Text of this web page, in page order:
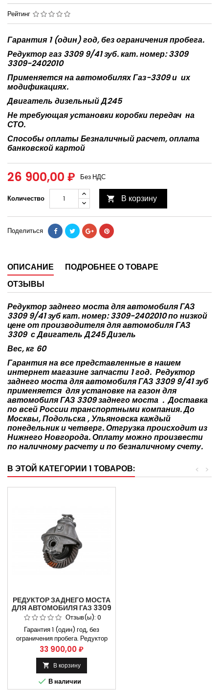
Рейтинг
Гарантия 1 (один) год, без ограничения пробега.
Редуктор газ 3309 9/41 зуб. кат. номер: 3309
3309-2402010
Применяется на автомобилях Газ-3309 и их
модификациях.
Двигатель дизельный Д245
Не требующая установки коробки передач на
СТО.
Способы оплаты Безналичный расчет, оплата
банковской картой
26 900,00 ₽ Без НДС
Количество  В корзину
Поделиться
ОПИСАНИЕ
ПОДРОБНЕЕ О ТОВАРЕ
ОТЗЫВЫ
Редуктор заднего моста для автомобиля ГАЗ
3309 9/41 зуб кат. номер: 3309-2402010 по низкой
цене от производителя для автомобиля ГАЗ
3309 с Двигатель Д245 Дизель
Вес, кг 60
Гарантия на все представленные в нашем
интернет магазине запчасти 1 год. Редуктор
заднего моста для автомобиля ГАЗ 3309 9/41 зуб
применяется для установке на газон для
автомобиля ГАЗ 3309 заднего моста . Доставка
по всей России транспортными компания. До
Москвы, Подольска , Ульяновска каждый
понедельник и четверг. Отгрузка происходит из
Нижнего Новгорода. Оплату можно произвести
по наличному расчету и по безналичному счету.
В ЭТОЙ КАТЕГОРИИ 1 ТОВАРОВ:
>
<
РЕДУКТОР ЗАДНЕГО МОСТА
ДЛЯ АВТОМОБИЛЯ ГАЗ 3309
С БЛОКИРОВКОЙ (41Х9).
Отзыв(ы): 0
Гарантия 1 (один) год, без
ограничения пробега. Редуктор
газ 3309 9/41 зуб. С блокировкой
кат. номер: 3309 3309-2402010
Применяется на автомобилях
Газ-3309 и их модификациях.
Двигатель дизельный Д245 Не
Цена
33 900,00 ₽
 В корзину
 В наличии